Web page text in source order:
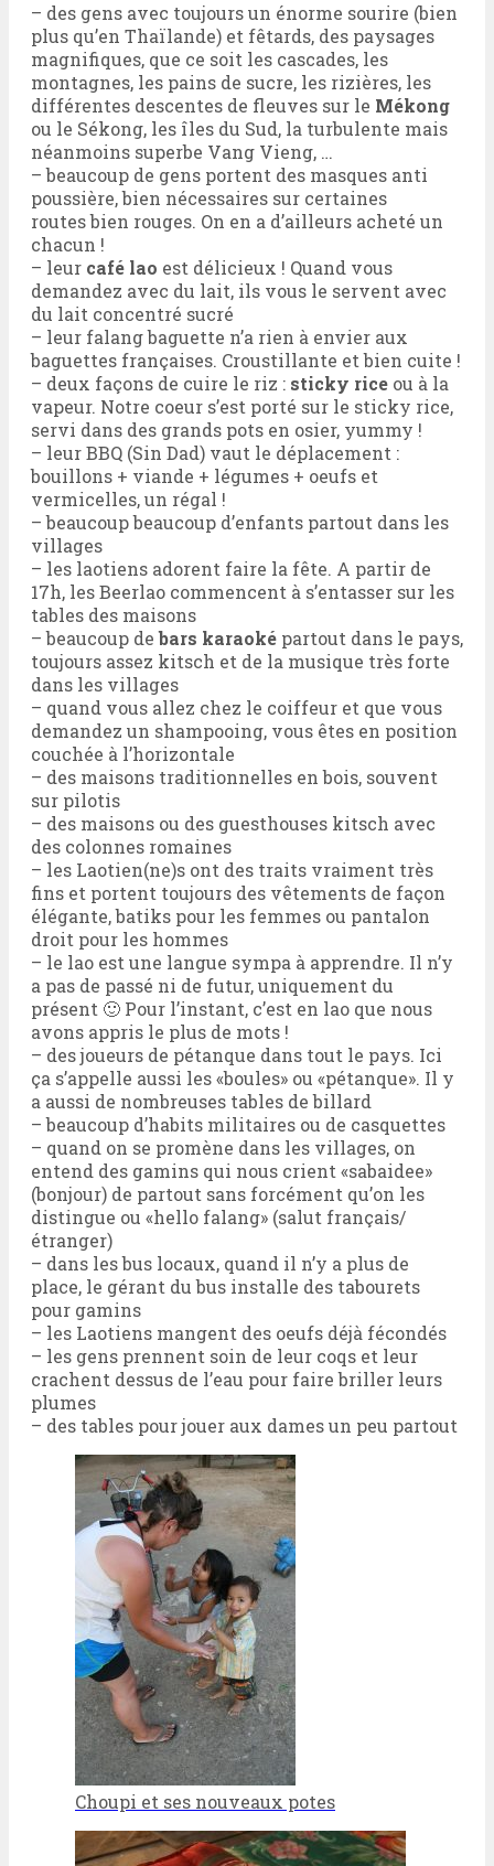
– des gens avec toujours un énorme sourire (bien
plus qu’en Thaïlande) et fêtards, des paysages
magnifiques, que ce soit les cascades, les
montagnes, les pains de sucre, les rizières, les
différentes descentes de fleuves sur le Mékong
ou le Sékong, les îles du Sud, la turbulente mais
néanmoins superbe Vang Vieng, …
– beaucoup de gens portent des masques anti
poussière, bien nécessaires sur certaines
routes bien rouges. On en a d’ailleurs acheté un
chacun !
– leur café lao est délicieux ! Quand vous
demandez avec du lait, ils vous le servent avec
du lait concentré sucré
– leur falang baguette n’a rien à envier aux
baguettes françaises. Croustillante et bien cuite !
– deux façons de cuire le riz : sticky rice ou à la
vapeur. Notre coeur s’est porté sur le sticky rice,
servi dans des grands pots en osier, yummy !
– leur BBQ (Sin Dad) vaut le déplacement :
bouillons + viande + légumes + oeufs et
vermicelles, un régal !
– beaucoup beaucoup d’enfants partout dans les
villages
– les laotiens adorent faire la fête. A partir de
17h, les Beerlao commencent à s’entasser sur les
tables des maisons
– beaucoup debars karaoké partout dans le pays,
toujours assez kitsch et de la musique très forte
dans les villages
– quand vous allez chez le coiffeur et que vous
demandez un shampooing, vous êtes en position
couchée à l’horizontale
– des maisons traditionnelles en bois, souvent
sur pilotis
– des maisons ou des guesthouses kitsch avec
des colonnes romaines
– les Laotien(ne)s ont des traits vraiment très
fins et portent toujours des vêtements de façon
élégante, batiks pour les femmes ou pantalon
droit pour les hommes
– le lao est une langue sympa à apprendre. Il n’y
a pas de passé ni de futur, uniquement du
présent 🙂 Pour l’instant, c’est en lao que nous
avons appris le plus de mots !
– des joueurs de pétanque dans tout le pays. Ici
ça s’appelle aussi les «boules» ou «pétanque». Il y
a aussi de nombreuses tables de billard
– beaucoup d’habits militaires ou de casquettes
– quand on se promène dans les villages, on
entend des gamins qui nous crient «sabaidee»
(bonjour) de partout sans forcément qu’on les
distingue ou «hello falang» (salut français/
étranger)
– dans les bus locaux, quand il n’y a plus de
place, le gérant du bus installe des tabourets
pour gamins
– les Laotiens mangent des oeufs déjà fécondés
– les gens prennent soin de leur coqs et leur
crachent dessus de l’eau pour faire briller leurs
plumes
– des tables pour jouer aux dames un peu partout
Choupi et ses nouveaux potes